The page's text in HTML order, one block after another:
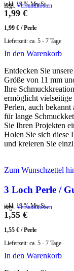
inkl. 19 % MwSt.
zzgl. Versandkosten
1,99 €
1,99 € /Perle
Lieferzeit: ca. 5 - 7 Tage
In den Warenkorb
Entdecken Sie
Größe von 11 mm
Ihre
ermöglicht
Perlen, auch
für lange
Sie Ihren Projekten
Holen Sie sich diese
und kreieren Sie
Zum Wunschzettel
3 Loch Perle /
inkl. 19 % MwSt.
zzgl. Versandkosten
1,55 €
1,55 € /Perle
Lieferzeit: ca. 5 - 7 Tage
In den Warenkorb